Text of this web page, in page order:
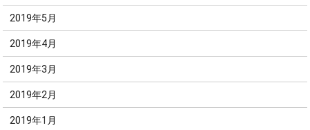
2019年5月
2019年4月
2019年3月
2019年2月
2019年1月